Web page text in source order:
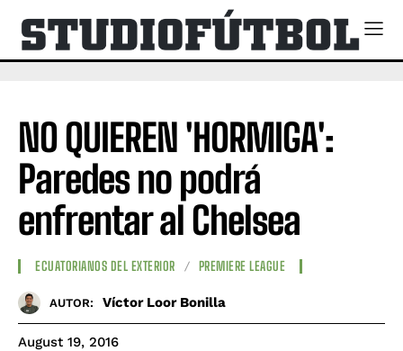
NO QUIEREN 'HORMIGA':
Paredes no podrá
enfrentar al Chelsea
ECUATORIANOS DEL EXTERIOR PREMIERE LEAGUE
AUTOR: Víctor Loor Bonilla
August 19, 2016